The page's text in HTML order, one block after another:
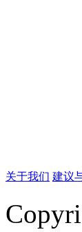
关于我们 建议